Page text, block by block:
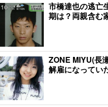
市橋達也の逃亡
期は？両親含む
ZONE MIYU(長
解雇になってい